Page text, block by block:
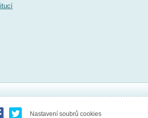
Nastavení soubrů cookies